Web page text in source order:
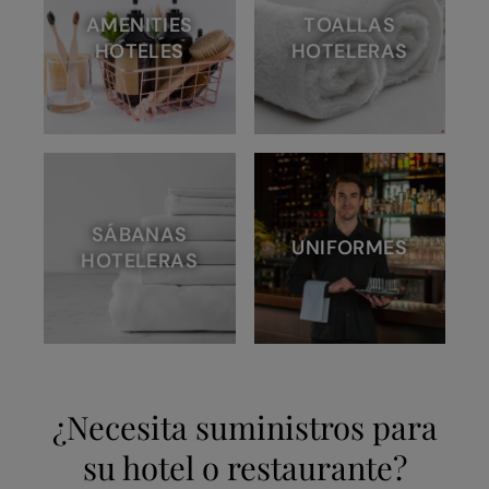
AMENITIES
HOTELES
TOALLAS
HOTELERAS
SÁBANAS
HOTELERAS
UNIFORMES
¿Necesita suministros para
su hotel o restaurante?